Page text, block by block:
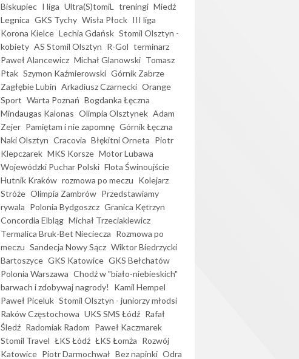
Biskupiec I liga Ultra(S)tomiL treningi Miedź
Legnica GKS Tychy Wisła Płock III liga
Korona Kielce Lechia Gdańsk Stomil Olsztyn -
kobiety AS Stomil Olsztyn R-Gol terminarz
Paweł Alancewicz Michał Glanowski Tomasz
Ptak Szymon Kaźmierowski Górnik Zabrze
Zagłębie Lubin Arkadiusz Czarnecki Orange
Sport Warta Poznań Bogdanka Łęczna
Mindaugas Kalonas Olimpia Olsztynek Adam
Zejer Pamiętam i nie zapomnę Górnik Łęczna
Naki Olsztyn Cracovia Błękitni Orneta Piotr
Klepczarek MKS Korsze Motor Lubawa
Wojewódzki Puchar Polski Flota Świnoujście
Hutnik Kraków rozmowa po meczu Kolejarz
Stróże Olimpia Zambrów Przedstawiamy
rywala Polonia Bydgoszcz Granica Kętrzyn
Concordia Elbląg Michał Trzeciakiewicz
Termalica Bruk-Bet Nieciecza Rozmowa po
meczu Sandecja Nowy Sącz Wiktor Biedrzycki
Bartoszyce GKS Katowice GKS Bełchatów
Polonia Warszawa Chodź w "biało-niebieskich"
barwach i zdobywaj nagrody!
Kamil Hempel
Paweł Piceluk Stomil Olsztyn - juniorzy młodsi
Raków Częstochowa UKS SMS Łódź Rafał
Śledź Radomiak Radom Paweł Kaczmarek
Stomil Travel ŁKS Łódź ŁKS Łomża Rozwój
Katowice Piotr Darmochwał Bez napinki Odra